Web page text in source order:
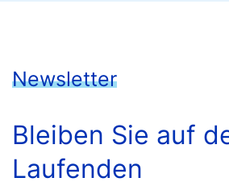
Newsletter
Bleiben Sie auf
Laufenden